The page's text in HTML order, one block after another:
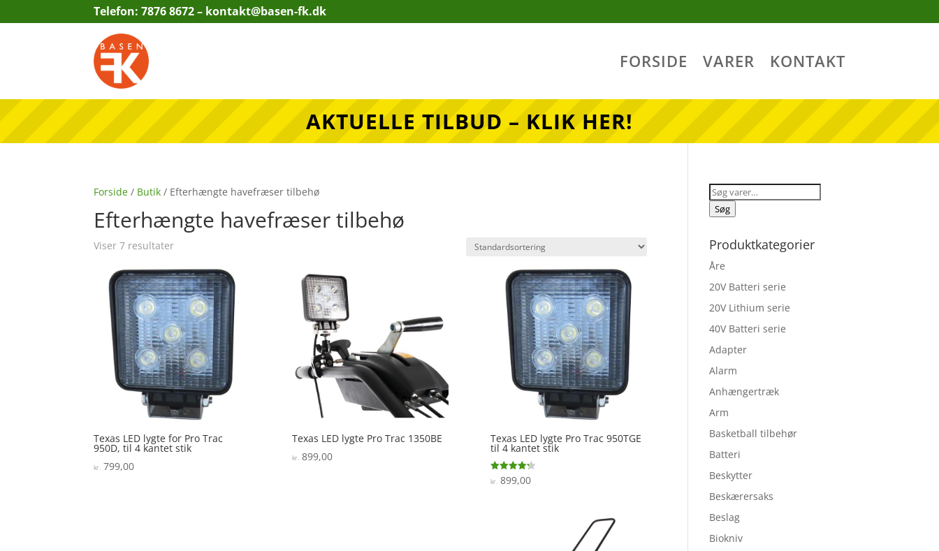
Telefon: 7876 8672 – kontakt@basen-fk.dk
FORSIDE VARER KONTAKT
AKTUELLE TILBUD – KLIK HER!
Forside / Butik / Efterhængte havefræser tilbehø
Efterhængte havefræser tilbehø
Viser 7 resultater
Texas LED lygte for Pro Trac
950D, til 4 kantet stik
kr. 799,00
Texas LED lygte Pro Trac 1350BE
kr.899,00
Texas LED lygte Pro Trac 950TGE
til 4 kantet stik
Vurderet
4.3
kr. 899,00
Søg
efter:
Søg
Produktkategorier
Åre
20V Batteri serie
20V Lithium serie
40V Batteri serie
Adapter
Alarm
Anhængertræk
Arm
Basketball tilbehør
Batteri
Beskytter
Beskærersaks
Beslag
Biokniv